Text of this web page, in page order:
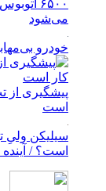
۶۵۰۰
می‌شود
خودرو
پیشگیری از
است
است؟ /